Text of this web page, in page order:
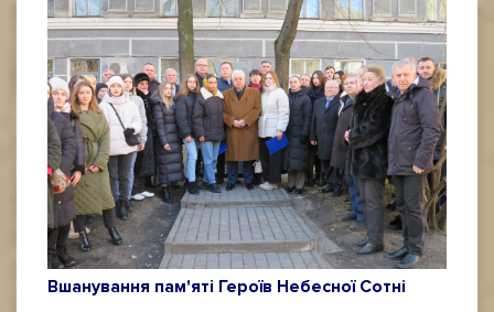
Вшанування пам'яті Героїв Небесної Сотні